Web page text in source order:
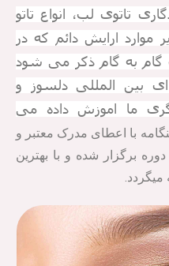
تاتوی لب، انواع تاتو
ارایش دائم که در
به گام ذکر می شود
بین المللی دلسوز و
ما اموزش داده می
با اعطای مدرک معتبر و
برگزار شده و با بهترین
میگردد.